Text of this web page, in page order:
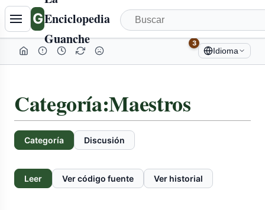
GEnciclopedia
Guanche
3
Idioma
Categoría:Maestros
Categoría Discusión
Leer Ver código fuente Ver historial